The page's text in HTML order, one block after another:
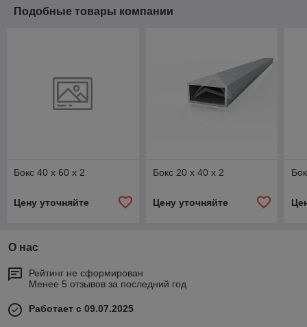
Подобные товары компании
Бокс 40 x 60 x 2
Цену уточняйте
Бокс 20 x 40 x 2
Цену уточняйте
О нас
Рейтинг не сформирован
Менее 5 отзывов за последний год
Работает с 09.07.2025